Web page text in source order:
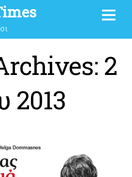
2
2013